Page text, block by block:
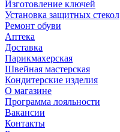
Изготовление ключей
Установка защитных стекол
Ремонт обуви
Аптека
Доставка
Парикмахерская
Швейная мастерская
Кондитерские изделия
О магазине
Программа лояльности
Вакансии
Контакты